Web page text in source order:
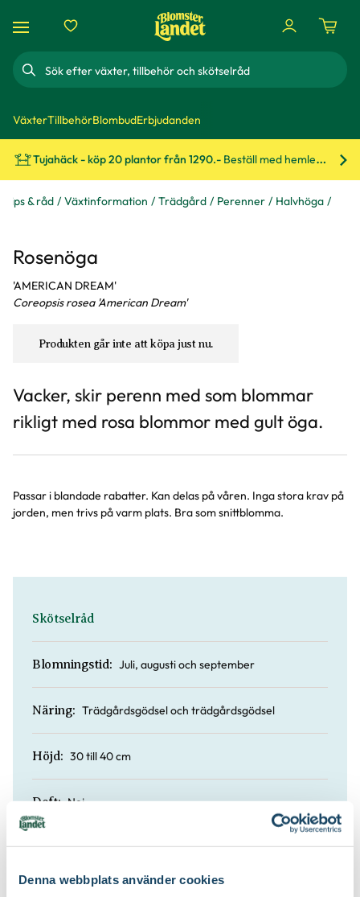
Denna webbplats använder cookies
Sök
VäxterTillbehörBlombudErbjudanden
Tujahäck - köp 20 plantor från 1290.- Beställ med hemleverans!
Tips & råd Växtinformation Trädgård Perenner Halvhöga
Rosenöga
'AMERICAN DREAM'
Coreopsis rosea 'American Dream'
Produkten går inte att köpa just nu.
Vacker, skir perenn med som blommar
rikligt med rosa blommor med gult öga.
Passar i blandade rabatter. Kan delas på våren. Inga stora krav på
jorden, men trivs på varm plats. Bra som snittblomma.
Skötselråd
Blomningstid: Juli, augusti och september
Näring: Trädgårdsgödsel och trädgårdsgödsel
Höjd: 30 till 40 cm
Doft: Nej
Vintergrön: Nej